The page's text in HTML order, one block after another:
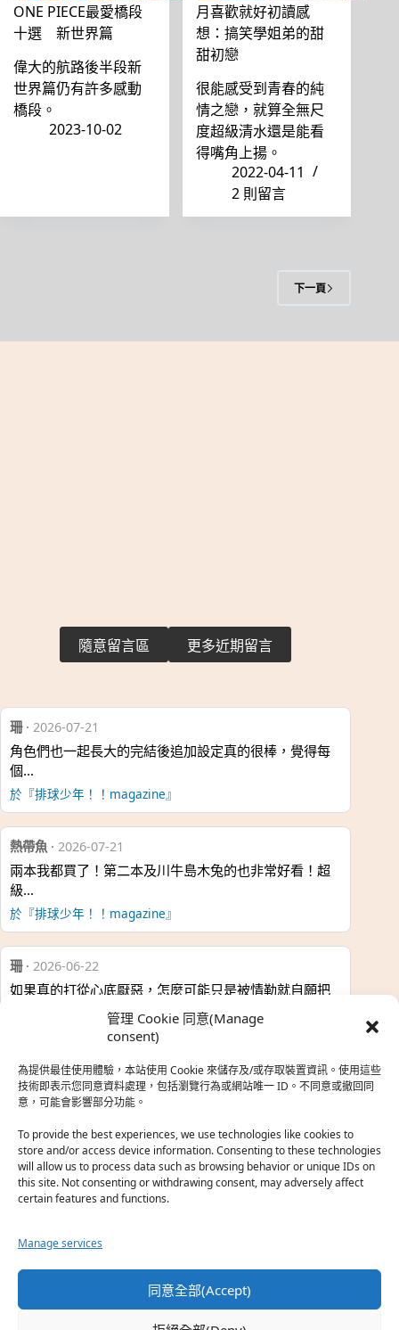
管理 Cookie 同意(Manage
consent)
為提供最佳使用體驗，本站使用 Cookie 來儲存及/或存取裝置資訊。使用這些
技術即表示您同意資料處理，包括瀏覽行為或網站唯一 ID。不同意或撤回同
意，可能會影響部分功能。
To provide the best experiences, we use technologies like cookies to
store and/or access device information. Consenting to these technologies
will allow us to process data such as browsing behavior or unique IDs on
this site. Not consenting or withdrawing consent, may adversely affect
certain features and functions.
Manage services
同意全部(Accept)
ONE PIECE最愛橋段
十選 新世界篇
偉大的航路後半段新
世界篇仍有許多感動
橋段。
2023-10-02
月喜歡就好初讀感
想：搞笑學姐弟的甜
甜初戀
很能感受到青春的純
情之戀，就算全無尺
度超級清水還是能看
得嘴角上揚。
2022-04-11
2 則留言
下一頁
隨意留言區 更多近期留言
珊· 2026-07-21
角色們也一起長大的完結後追加設定真的很棒，覺得每
個…
於『排球少年！！magazine』
熱帶魚 · 2026-07-21
兩本我都買了！第二本及川牛島木兔的也非常好看！超
級…
於『排球少年！！magazine』
珊· 2026-06-22
如果真的打從心底厭惡，怎麼可能只是被情勒就自願把
熱帶魚·2026-06-22
之前看到網路上有人說灰二自私情勒大家陪他圓夢，但
真…
於『強風吹拂』
珊· 2026-06-18
第…
於『白領羽球部』